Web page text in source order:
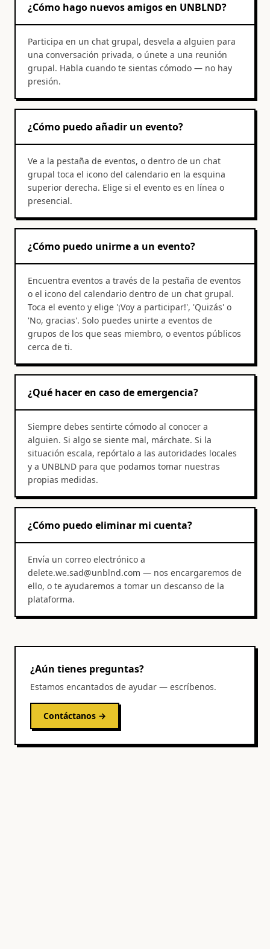
¿Cómo hago nuevos amigos en UNBLND?
Participa en un chat grupal, desvela a alguien para
una conversación privada, o únete a una reunión
grupal. Habla cuando te sientas cómodo — no hay
presión.
¿Cómo puedo añadir un evento?
Ve a la pestaña de eventos, o dentro de un chat
grupal toca el icono del calendario en la esquina
superior derecha. Elige si el evento es en línea o
presencial.
¿Cómo puedo unirme a un evento?
Encuentra eventos a través de la pestaña de eventos
o el icono del calendario dentro de un chat grupal.
Toca el evento y elige '¡Voy a participar!', 'Quizás' o
'No, gracias'. Solo puedes unirte a eventos de
grupos de los que seas miembro, o eventos públicos
cerca de ti.
¿Qué hacer en caso de emergencia?
Siempre debes sentirte cómodo al conocer a
alguien. Si algo se siente mal, márchate. Si la
situación escala, repórtalo a las autoridades locales
y a UNBLND para que podamos tomar nuestras
propias medidas.
¿Cómo puedo eliminar mi cuenta?
Envía un correo electrónico a
delete.we.sad@unblnd.com — nos encargaremos de
ello, o te ayudaremos a tomar un descanso de la
plataforma.
¿Aún tienes preguntas?
Estamos encantados de ayudar — escríbenos.
Contáctanos →